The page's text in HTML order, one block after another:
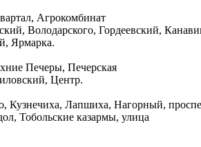
Агрокомбинат
Володарского, Гордеевский,
Ярмарка.
Печеры, Печерская
Центр.
Кузнечиха, Лапшиха, Нагорный,
Тобольские казармы, улица